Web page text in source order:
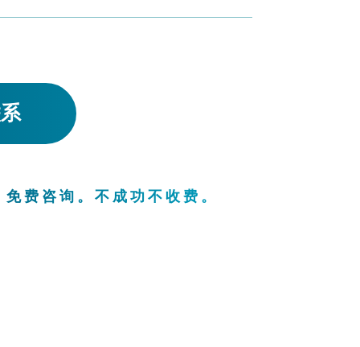
费咨询。不成功不收费。